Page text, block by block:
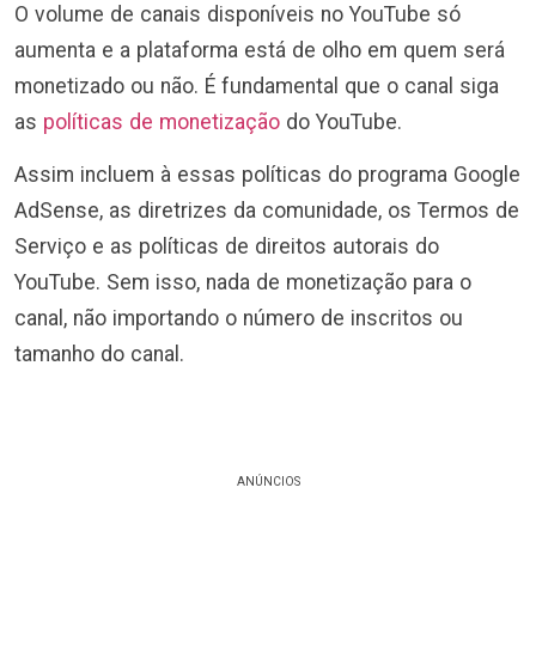
O volume de canais disponíveis no YouTube só
aumenta e a plataforma está de olho em quem será
monetizado ou não. É fundamental que o canal siga
as políticas de monetização do YouTube.
Assim incluem à essas políticas do programa Google
AdSense, as diretrizes da comunidade, os Termos de
Serviço e as políticas de direitos autorais do
YouTube. Sem isso, nada de monetização para o
canal, não importando o número de inscritos ou
tamanho do canal.
ANÚNCIOS